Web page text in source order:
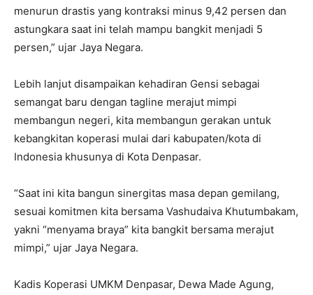
menurun drastis yang kontraksi minus 9,42 persen dan
astungkara saat ini telah mampu bangkit menjadi 5
persen,” ujar Jaya Negara.
Lebih lanjut disampaikan kehadiran Gensi sebagai
semangat baru dengan tagline merajut mimpi
membangun negeri, kita membangun gerakan untuk
kebangkitan koperasi mulai dari kabupaten/kota di
Indonesia khusunya di Kota Denpasar.
“Saat ini kita bangun sinergitas masa depan gemilang,
sesuai komitmen kita bersama Vashudaiva Khutumbakam,
yakni “menyama braya” kita bangkit bersama merajut
mimpi,” ujar Jaya Negara.
Kadis Koperasi UMKM Denpasar, Dewa Made Agung,